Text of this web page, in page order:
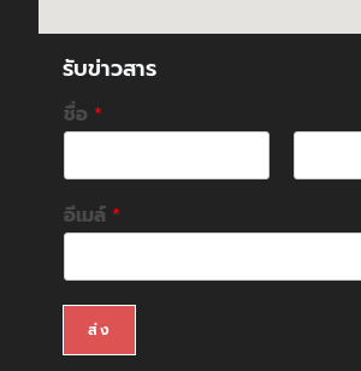
รับข่าวสาร
ชื่อ *
i
rอีเมล์ *
ส่ง